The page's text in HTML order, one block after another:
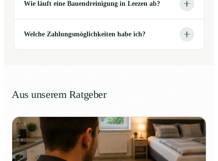
Wie läuft eine Bauendreinigung in Leezen ab?
Welche Zahlungsmöglichkeiten habe ich?
Aus unserem Ratgeber